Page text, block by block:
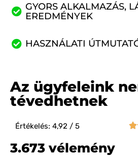
GYORS ALKALMAZÁS,
EREDMÉNYEK
HASZNÁLATI
Az ügyfeleink
tévedhetnek
Értékelés: 4,92 / 5 
3.673 vélemény